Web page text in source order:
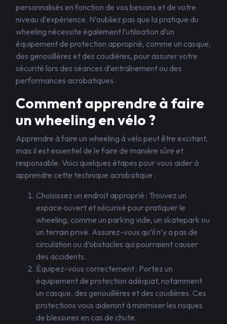
personnalisés en fonction de vos besoins et de votre
niveau d’expérience. N’oubliez pas que la pratique du
wheeling nécessite également l’utilisation d’un
équipement de protection approprié, comme un casque,
des genouillères et des coudières, pour assurer votre
sécurité lors des séances d’entraînement ou des
performances acrobatiques.
Comment apprendre à faire
un wheeling en vélo ?
Apprendre à faire un wheeling à vélo peut être excitant,
mais il est essentiel de le faire de manière sûre et
responsable. Voici quelques étapes pour vous aider à
apprendre cette technique acrobatique :
Choisissez un endroit approprié : Trouvez un
espace ouvert et sécurisé pour pratiquer le
wheeling, comme un parking vide, un skatepark ou
un terrain privé. Assurez-vous qu’il n’y a pas de
circulation ou d’obstacles qui pourraient causer
des accidents.
Équipez-vous correctement : Portez un
équipement de protection adéquat, notamment
un casque, des genouillères et des coudières. Ces
protections vous aideront à minimiser les risques
de blessures en cas de chute.